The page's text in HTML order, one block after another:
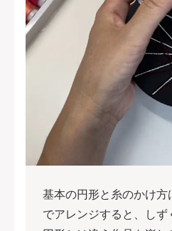
基本の円形と糸のかけ
でアレンジすると、しず